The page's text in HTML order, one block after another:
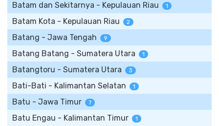
Batam dan Sekitarnya - Kepulauan Riau 1
Batam Kota - Kepulauan Riau 2
Batang - Jawa Tengah 9
Batang Batang - Sumatera Utara 1
Batangtoru - Sumatera Utara 3
Bati-Bati - Kalimantan Selatan 1
Batu - Jawa Timur 7
Batu Engau - Kalimantan Timur 1